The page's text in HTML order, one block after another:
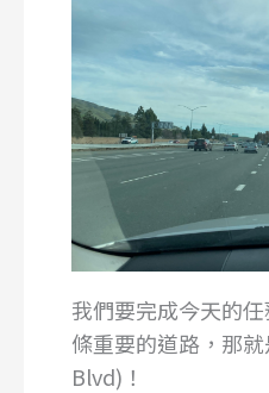
我們要完成今天的
條重要的道路，那就
Blvd)！